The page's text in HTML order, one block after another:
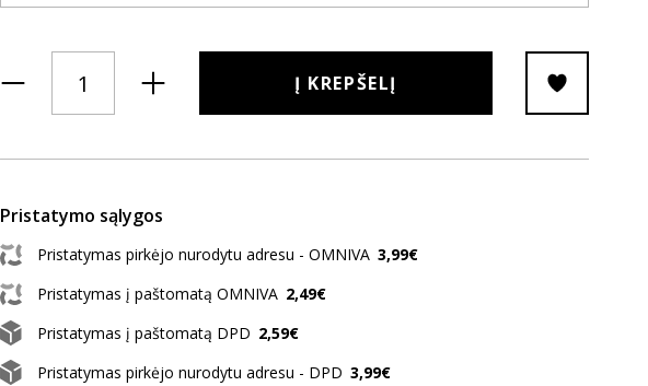
Į KREPŠELĮ
Pristatymo sąlygos
Pristatymas pirkėjo nurodytu adresu - OMNIVA 3,99€
Pristatymas į paštomatą OMNIVA 2,49€
Pristatymas į paštomatą DPD 2,59€
Pristatymas pirkėjo nurodytu adresu - DPD 3,99€